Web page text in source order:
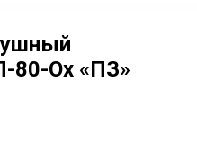
80-Ох «ПЗ»